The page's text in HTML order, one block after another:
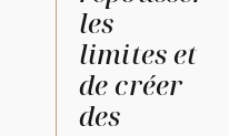
les
limites et
de créer
des